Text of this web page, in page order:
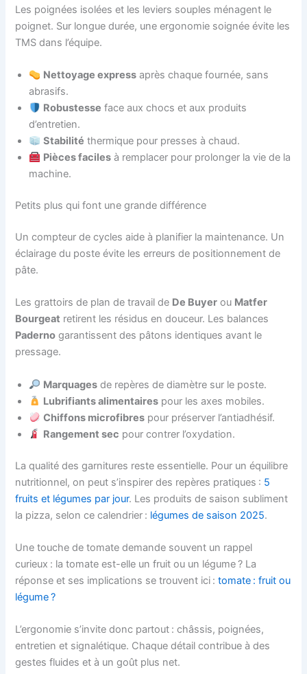
Les poignées isolées et les leviers souples ménagent le
poignet. Sur longue durée, une ergonomie soignée évite les
TMS dans l’équipe.
Nettoyage express après chaque fournée, sans
abrasifs.
Robustesse face aux chocs et aux produits
d’entretien.
Stabilité thermique pour presses à chaud.
Pièces faciles à remplacer pour prolonger la vie de la
machine.
Petits plus qui font une grande différence
Un compteur de cycles aide à planifier la maintenance. Un
éclairage du poste évite les erreurs de positionnement de
pâte.
Les grattoirs de plan de travail de De Buyer ou Matfer
Bourgeat retirent les résidus en douceur. Les balances
Paderno garantissent des pâtons identiques avant le
pressage.
Marquages de repères de diamètre sur le poste.
Lubrifiants alimentaires pour les axes mobiles.
Chiffons microfibres pour préserver l’antiadhésif.
Rangement sec pour contrer l’oxydation.
La qualité des garnitures reste essentielle. Pour un équilibre
nutritionnel, on peut s’inspirer des repères pratiques : 5
fruits et légumes par jour. Les produits de saison subliment
la pizza, selon ce calendrier : légumes de saison 2025.
Une touche de tomate demande souvent un rappel
curieux : la tomate est-elle un fruit ou un légume ? La
réponse et ses implications se trouvent ici :tomate : fruit ou
légume ?
L’ergonomie s’invite donc partout : châssis, poignées,
entretien et signalétique. Chaque détail contribue à des
gestes fluides et à un goût plus net.